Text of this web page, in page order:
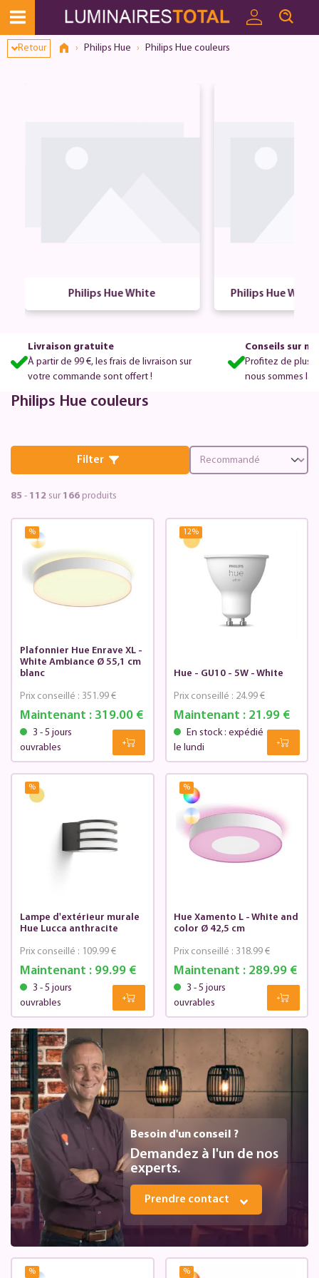
Retour Philips Hue Philips Hue couleurs
Philips Hue White Philips Hue
Livraison gratuite
À partir de 99 €, les frais de livraison sur
votre commande sont offert !
Conseils sur
Profitez de plus
nous sommes là
Philips Hue couleurs
Filter
85 - 112 sur 166 produits
%
Plafonnier Hue Enrave XL -
White Ambiance Ø 55,1 cm
blanc
Maintenant :319.00 €
Prix conseillé : 351.99 €
3 - 5 jours
ouvrables
12%
Hue - GU10 - 5W - White
Maintenant : 21.99 €
Prix conseillé : 24.99 €
En stock : expédié
le lundi
%
Lampe d'extérieur murale
Hue Lucca anthracite
Maintenant :99.99 €
Prix conseillé : 109.99 €
3 - 5 jours
ouvrables
%
Hue Xamento L - White and
color Ø 42,5 cm
Maintenant : 289.99 €
Prix conseillé : 318.99 €
3 - 5 jours
ouvrables
Besoin d'un conseil ?
Demandez à l'un de nos
experts.
Prendre contact
% %
Dialogue de consentement ouvert